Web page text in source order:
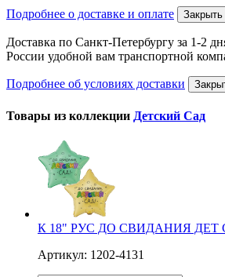
Подробнее о доставке и оплате Закрыть
Доставка по Санкт-Петербургу за 1-2
России удобной вам транспортной
Подробнее об условиях доставки
Товары из коллекции Детский Сад
К 18" РУС ДО СВИДАНИЯ ДЕТ
Артикул: 1202-4131